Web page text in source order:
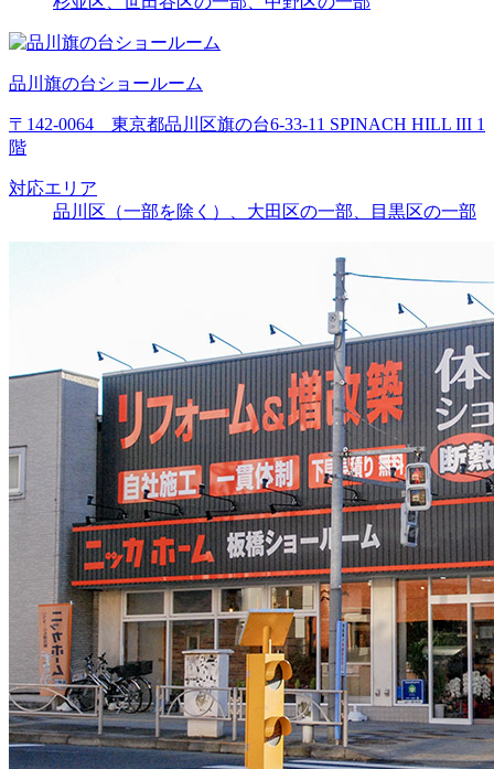
品川旗の台ショールーム
〒142-0064 東京都品川区旗の台6-33-11 SPINACH HILL III 1
階
対応エリア
品川区（一部を除く）、大田区の一部、目黒区の一部